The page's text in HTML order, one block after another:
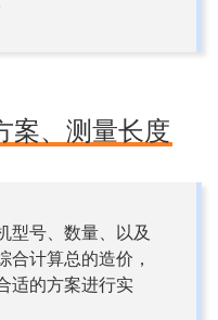
案、测量长度
型号、数量、以及
合计算总的造价，
适的方案进行实